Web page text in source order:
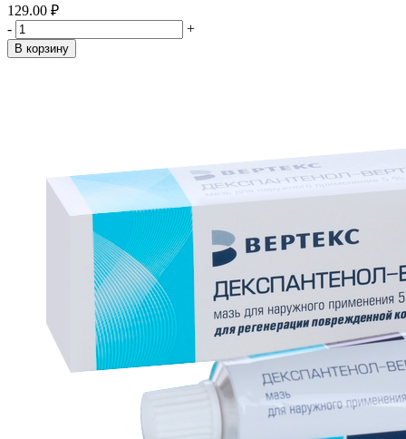
129.00 ₽
-
+
В корзину